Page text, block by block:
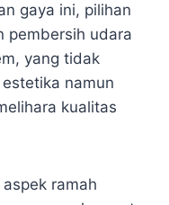
gaya ini, pilihan
pembersih udara
yang tidak
namun
kualitas
ramah